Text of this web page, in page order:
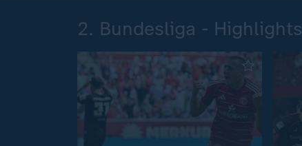
2. Bundesliga - Highlights